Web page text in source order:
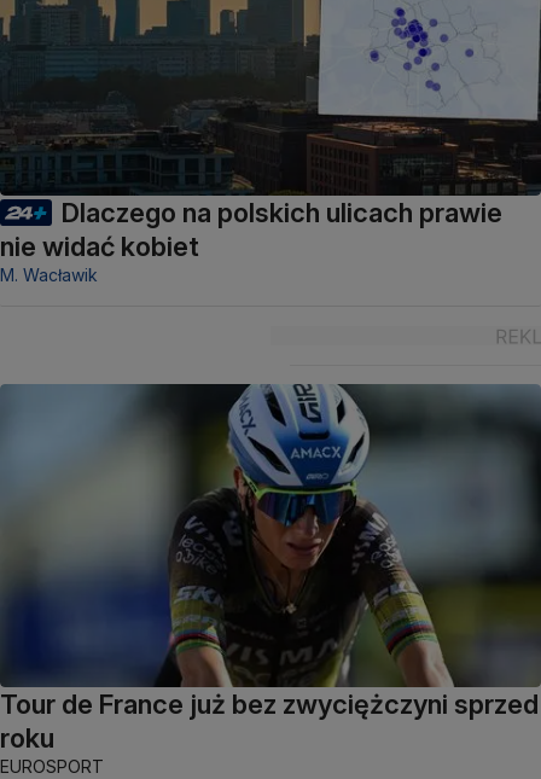
Dlaczego na polskich ulicach prawie
nie widać kobiet
M. Wacławik
Tour de France już bez zwyciężczyni sprzed
roku
EUROSPORT